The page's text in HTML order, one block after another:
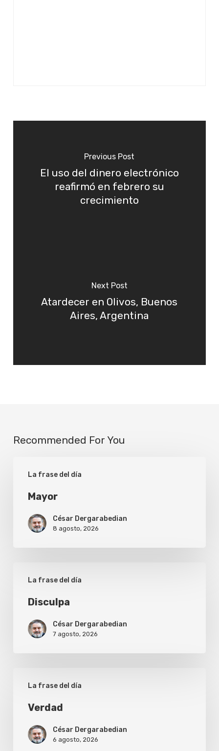
Previous Post
El uso del dinero electrónico
reafirmó en febrero su
crecimiento
Next Post
Atardecer en Olivos, Buenos
Aires, Argentina
Recommended For You
La frase del día
Mayor
César Dergarabedian
8 agosto, 2026
La frase del día
Disculpa
César Dergarabedian
7 agosto, 2026
La frase del día
Verdad
César Dergarabedian
6 agosto, 2026